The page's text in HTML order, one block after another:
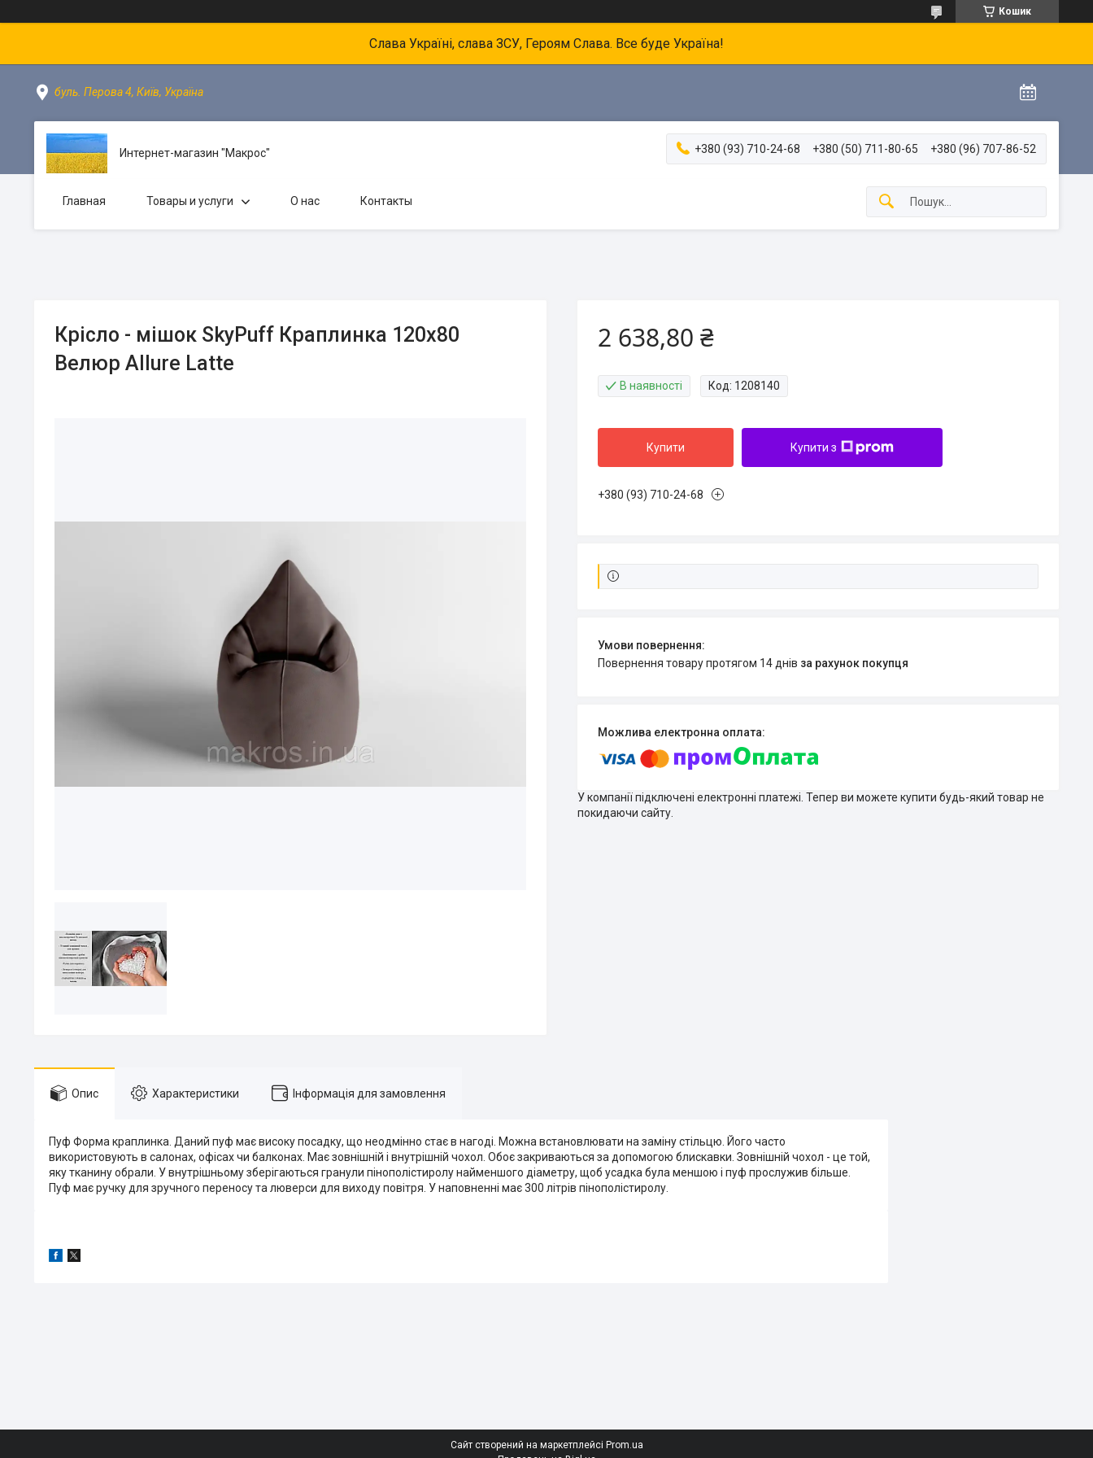
Кошик
Слава Україні, слава ЗСУ, Героям Слава. Все буде Україна!
буль. Перова 4, Київ, Україна
Интернет-магазин "Макрос" +380 (93) 710-24-68 +380 (50) 711-80-65 +380 (96) 707-86-52
Главная Товары и услуги О нас Контакты
Крісло - мішок SkyPuff Краплинка 120х80
Велюр Allure Latte
2 638,80 ₴
В наявності Код: 1208140
Купити Купити з
+380 (93) 710-24-68
повернення товару протягом 14 днів за рахунок покупця
У компанії підключені електронні платежі. Тепер ви можете купити будь-який товар не
покидаючи сайту.
Опис Характеристики Інформація для замовлення
Пуф Форма краплинка. Даний пуф має високу посадку, що неодмінно стає в нагоді. Можна встановлювати на заміну стільцю. Його часто
використовують в салонах, офісах чи балконах. Має зовнішній і внутрішній чохол. Обоє закриваються за допомогою блискавки. Зовнішній чохол - це той,
яку тканину обрали. У внутрішньому зберігаються гранули пінополістиролу найменшого діаметру, щоб усадка була меншою і пуф прослужив більше.
Пуф має ручку для зручного переносу та люверси для виходу повітря. У наповненні має 300 літрів пінополістиролу.
Сайт створений на маркетплейсі Prom.ua